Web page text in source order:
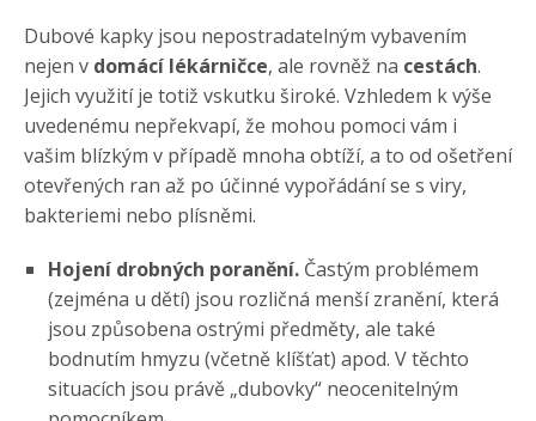
Dubové kapky jsou nepostradatelným vybavením
nejen v domácí lékárničce, ale rovněž na cestách.
Jejich využití je totiž vskutku široké. Vzhledem k výše
uvedenému nepřekvapí, že mohou pomoci vám i
vašim blízkým v případě mnoha obtíží, a to od ošetření
otevřených ran až po účinné vypořádání se s viry,
bakteriemi nebo plísněmi.
Hojení drobných poranění. Častým problémem
(zejména u dětí) jsou rozličná menší zranění, která
jsou způsobena ostrými předměty, ale také
bodnutím hmyzu (včetně klíšťat) apod. V těchto
situacích jsou právě „dubovky“ neocenitelným